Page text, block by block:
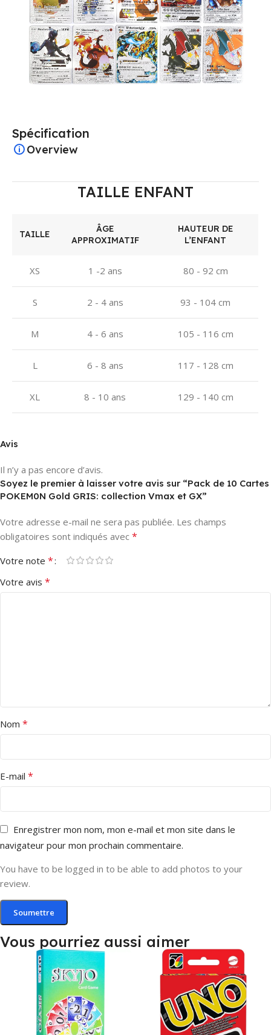
Spécification
Overview
TAILLE ENFANT
TAILLE
ÂGE
APPROXIMATIF
HAUTEUR DE
L’ENFANT
XS 1 -2 ans 80 - 92 cm
S 2 - 4 ans 93 - 104 cm
M 4 - 6 ans 105 - 116 cm
L 6 - 8 ans 117 - 128 cm
XL 8 - 10 ans 129 - 140 cm
Avis
Il n’y a pas encore d’avis.
Soyez le premier à laisser votre avis sur “Pack de 10 Cartes
POKEM0N Gold GRIS: collection Vmax et GX”
Votre adresse e-mail ne sera pas publiée. Les champs
obligatoires sont indiqués avec *
Votre note *
Votre avis *
Nom *
E-mail *
Enregistrer mon nom, mon e-mail et mon site dans le
navigateur pour mon prochain commentaire.
You have to be logged in to be able to add photos to your
review.
Vous pourriez aussi aimer